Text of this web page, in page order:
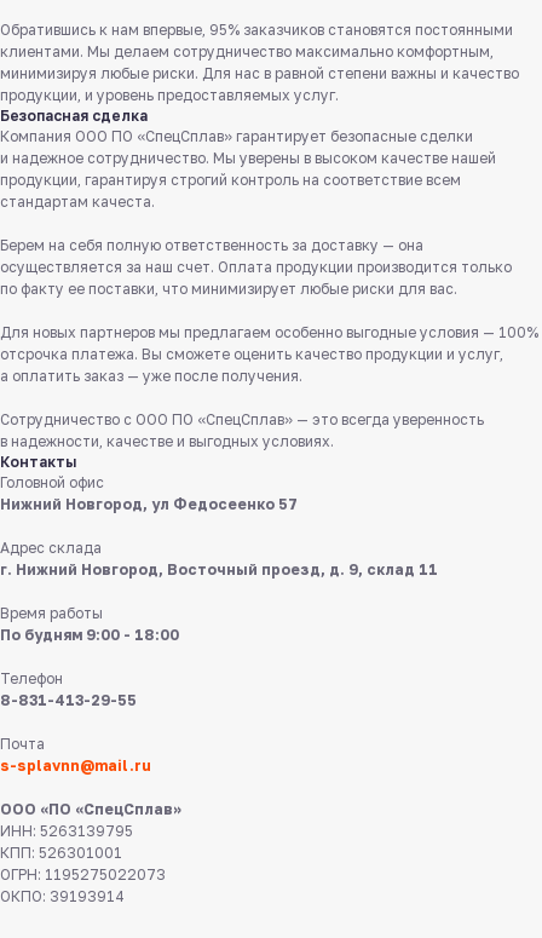
Обратившись к нам впервые, 95% заказчиков становятся постоянными
клиентами. Мы делаем сотрудничество максимально комфортным,
минимизируя любые риски. Для нас в равной степени важны и качество
продукции, и уровень предоставляемых услуг.
Безопасная сделка
Компания ООО ПО «СпецСплав» гарантирует безопасные сделки
и надежное сотрудничество. Мы уверены в высоком качестве нашей
продукции, гарантируя строгий контроль на соответствие всем
стандартам качеста.
Берем на себя полную ответственность за доставку — она
осуществляется за наш счет. Оплата продукции производится только
по факту ее поставки, что минимизирует любые риски для вас.
Для новых партнеров мы предлагаем особенно выгодные условия — 100%
отсрочка платежа. Вы сможете оценить качество продукции и услуг,
а оплатить заказ — уже после получения.
Сотрудничество с ООО ПО «СпецСплав» — это всегда уверенность
в надежности, качестве и выгодных условиях.
Контакты
Головной офис
Нижний Новгород, ул Федосеенко 57
Адрес склада
г. Нижний Новгород, Восточный проезд, д. 9, склад 11
Время работы
По будням 9:00 - 18:00
Телефон
8-831-413-29-55
Почта
s-splavnn@mail.ru
ООО «ПО «СпецСплав»
ИНН: 5263139795
КПП: 526301001
ОГРН: 1195275022073
ОКПО: 39193914
Заказать звонок
Служба поддержки клиентов
Работаем ежедневно с 8:00 до 18:00
Пишите нам
в мессенджерах
8 831 413 29 55
Нижний Новгород,
ул Федосеенко, 57
s-splavnn@mail.ru
8 831 413 29 55
Калькуляторы
Доставка
Каталог
О нас